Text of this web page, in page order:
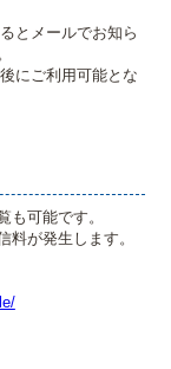
とメールでお知ら
にご利用可能とな
も可能です。
が発生します。